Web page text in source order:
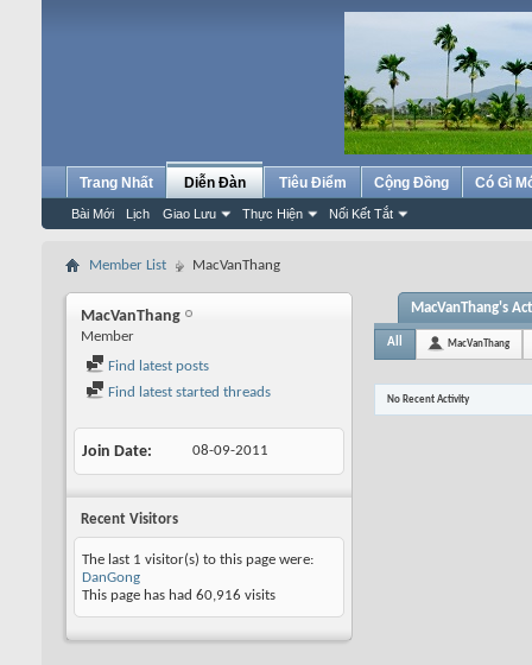
Trang Nhất Diễn Đàn
Bài Mới Lịch Giao Lưu Thực Hiện Nối Kết Tắt
Tiêu Điểm Cộng Đồng Có Gì
Member List MacVanThang
MacVanThang
Member
Find latest posts
Find latest started threads
Join Date 08-09-2011
Recent Visitors
The last 1 visitor(s) to this page were:
DanGong
This page has had 60,916 visits
MacVanThang's
All MacVanThang
No Recent Activity